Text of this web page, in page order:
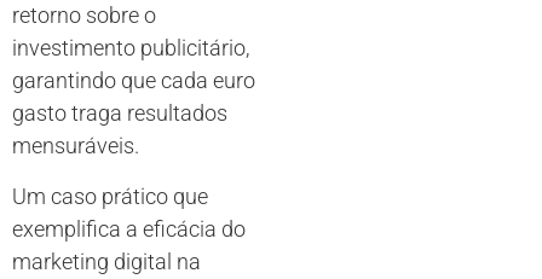
retorno sobre o
investimento publicitário,
garantindo que cada euro
gasto traga resultados
mensuráveis.
Um caso prático que
exemplifica a eficácia do
marketing digital na